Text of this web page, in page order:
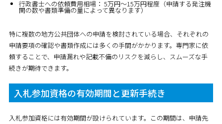
行政書士への依頼費用相場： 5万円～15万円程度（申請する発注機
関の数や書類準備の量によって異なります）
特に複数の地方公共団体への申請を検討されている場合、それぞれの
申請要項の確認や書類作成には多くの手間がかかります。専門家に依
頼することで、申請漏れや記載不備のリスクを減らし、スムーズな手
続きが期待できます。
入札参加資格の有効期間と更新手続き
入札参加資格には有効期間が設けられています。この期間は、申請先